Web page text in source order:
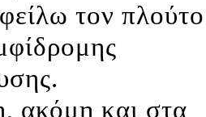
τον πλούτο
ακόμη και στα